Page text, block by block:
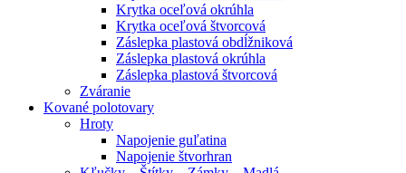
Krytka oceľová okrúhla
Krytka oceľová štvorcová
Záslepka plastová obdĺžniková
Záslepka plastová okrúhla
Záslepka plastová štvorcová
Zváranie
Kované polotovary
Hroty
Napojenie guľatina
Napojenie štvorhran